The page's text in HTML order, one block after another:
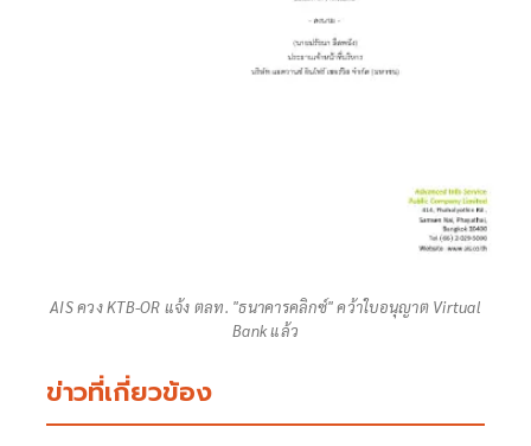
AIS ควง KTB-OR แจ้ง ตลท. "ธนาคารคลิกซ์" คว้าใบอนุญาต Virtual
Bank แล้ว
ข่าวที่เกี่ยวข้อง